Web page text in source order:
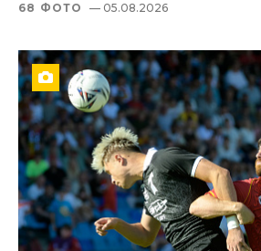
68 ФОТО — 05.08.2026